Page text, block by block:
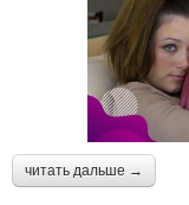
читать дальше →